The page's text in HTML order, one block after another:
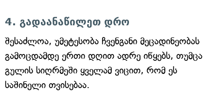
4. გადაანაწილეთ დრო
შესაძლოა, უმეტესობა ჩვენგანი მეცადინეობას
გამოცდამდე ერთი დღით ადრე იწყებს, თუმცა
გულის სიღრმეში ყველამ ვიცით, რომ ეს
საშინელი თვისებაა.